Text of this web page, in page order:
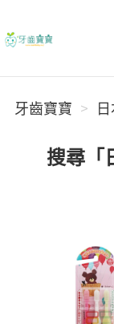
牙齒寶寶
牙齒寶寶
搜尋「